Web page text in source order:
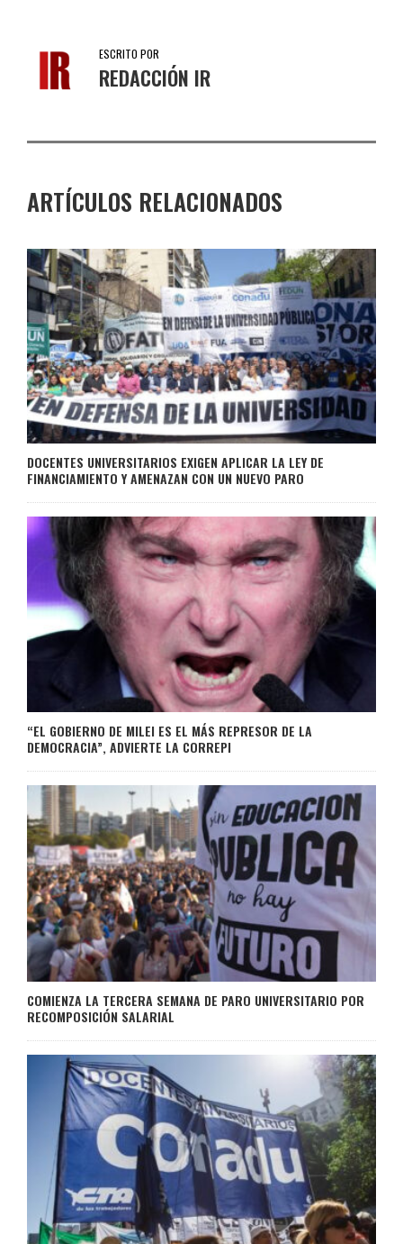
ESCRITO POR
REDACCIÓN IR
ARTÍCULOS RELACIONADOS
DOCENTES UNIVERSITARIOS EXIGEN APLICAR LA LEY DE
FINANCIAMIENTO Y AMENAZAN CON UN NUEVO PARO
“EL GOBIERNO DE MILEI ES EL MÁS REPRESOR DE LA
DEMOCRACIA”, ADVIERTE LA CORREPI
COMIENZA LA TERCERA SEMANA DE PARO UNIVERSITARIO POR
RECOMPOSICIÓN SALARIAL